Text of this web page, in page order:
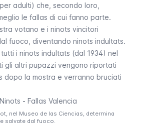
adulti) che, secondo loro,
le fallas di cui fanno parte.
votano e i ninots vincitori
fuoco, diventando ninots indultats.
i ninots indultats (dal 1934) nel
gli altri pupazzi vengono riportati
dopo la mostra e verranno bruciati
nel Museo de las Ciencias, determina
salvate dal fuoco.